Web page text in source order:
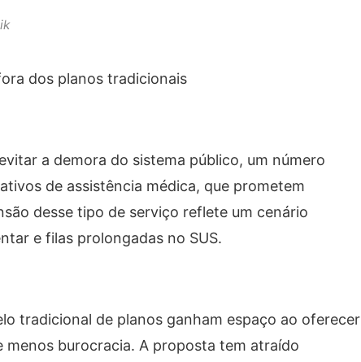
dos planos tradicionais
a demora do sistema público, um número
de assistência médica, que prometem
desse tipo de serviço reflete um cenário
e filas prolongadas no SUS.
tradicional de planos ganham espaço ao oferecer
burocracia. A proposta tem atraído